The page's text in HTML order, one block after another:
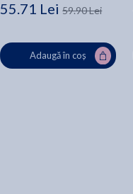
55.71 Lei 59.90 Lei
Adaugă în coș